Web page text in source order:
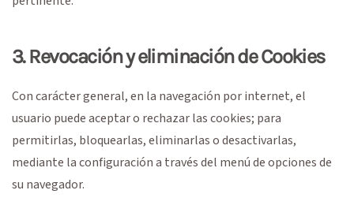
3. Revocación y eliminación de Cookies
Con carácter general, en la navegación por internet, el
usuario puede aceptar o rechazar las cookies; para
permitirlas, bloquearlas, eliminarlas o desactivarlas,
mediante la configuración a través del menú de opciones de
su navegador.